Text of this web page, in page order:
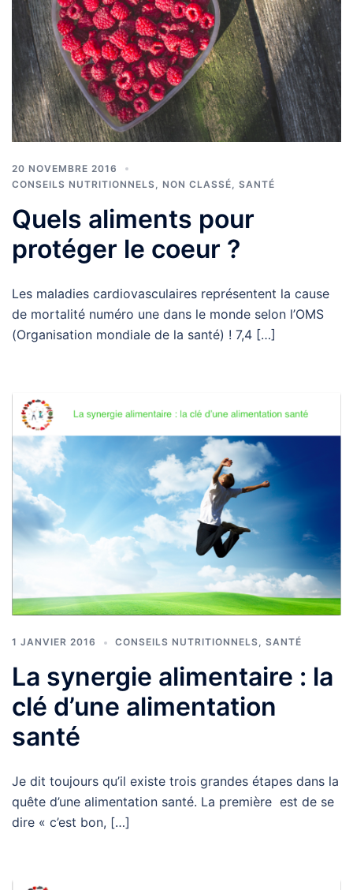
20 NOVEMBRE 2016
CONSEILS NUTRITIONNELS
NON CLASSÉ SANTÉ
Quels aliments pour
protéger le coeur ?
Les maladies cardiovasculaires représentent la cause
de mortalité numéro une dans le monde selon l’OMS
(Organisation mondiale de la santé) ! 7,4 […]
1 JANVIER 2016 CONSEILS NUTRITIONNELS, SANTÉ
La synergie alimentaire : la
clé d’une alimentation
santé
Je dit toujours qu’il existe trois grandes étapes dans la
quête d’une alimentation santé. La première est de se
dire « c’est bon, […]